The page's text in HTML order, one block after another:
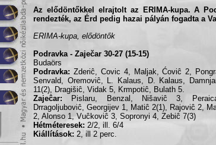
Az elődöntőkkel elrajtolt az ERIMA-kupa. A
rendezték, az Érd pedig hazai pályán fogadta a
ERIMA-kupa, elődöntők
Podravka - Zaječar 30-27 (15-15)
Budaörs
Podravka: Zderiĉ, Covic 4, Maljak, Ćoviĉ 2,
Senvald, Oremoviĉ, L. Kalaus, D. Kalaus,
11(2), Dragišiĉ, Vidak 5, Krmpotiĉ, Bulath 5.
Zajeĉar: Pislaru, Benzal, Nišaviĉ 3,
Drragoljuboviĉ, Georgijev 1, Matiĉ 2(1), Rajoviĉ 2,
2, Alonso 1, Vuĉkoviĉ 3, Sopronyi 4, Zebiĉ 7(3)
Hétméteresek: 2/2, ill. 6/4
Kiállítások: 2, ill 2 perc.